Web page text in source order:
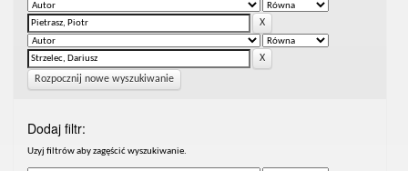
Rozpocznij nowe wyszukiwanie
Dodaj filtr:
Uzyj filtrów aby zagęścić wyszukiwanie.